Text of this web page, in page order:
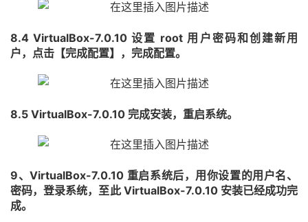
8.4 VirtualBox-7.0.10 设置 root 用户密码和创建新用
户，点击【完成配置】，完成配置。
8.5 VirtualBox-7.0.10 完成安装，重启系统。
9、VirtualBox-7.0.10 重启系统后，用你设置的用户名、
密码，登录系统，至此 VirtualBox-7.0.10 安装已经成功完
成。